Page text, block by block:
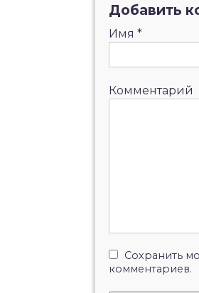
Добавить
Имя *
Комментарий
Сохранить
комментариев.